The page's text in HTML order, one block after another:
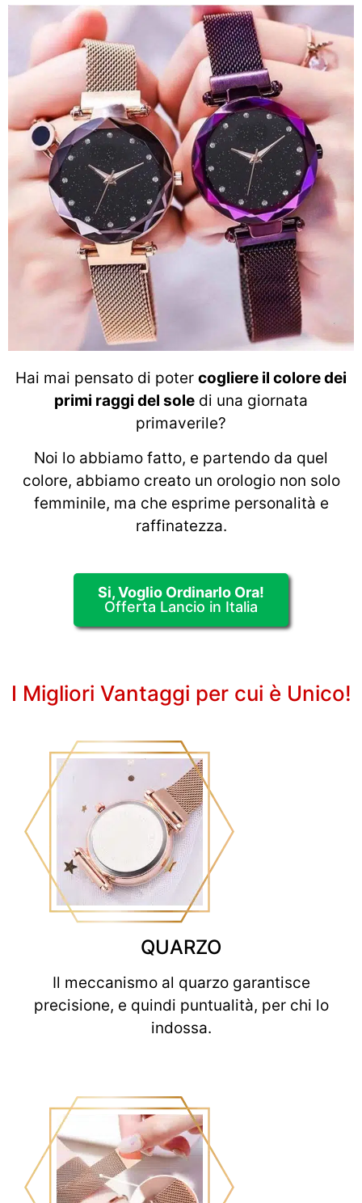
Hai mai pensato di poter cogliere il colore dei
primi raggi del sole di una giornata
primaverile?
Noi lo abbiamo fatto, e partendo da quel
colore, abbiamo creato un orologio non solo
femminile, ma che esprime personalità e
raffinatezza.
Si, Voglio Ordinarlo Ora!
Offerta Lancio in Italia
I Migliori Vantaggi per cui è Unico!
QUARZO
Il meccanismo al quarzo garantisce
precisione, e quindi puntualità, per chi lo
indossa.